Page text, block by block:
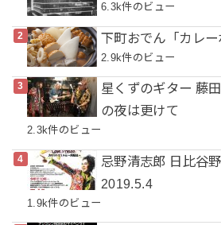
6.3k件のビュー
下町おでん「カレー
2.9k件のビュー
星くずのギター 藤
の夜は更けて
2.3k件のビュー
忌野清志郎 日比谷
2019.5.4
1.9k件のビュー